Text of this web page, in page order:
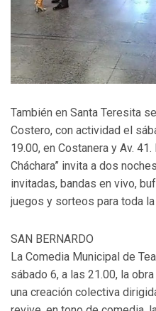
También en Santa Teresita
Costero, con actividad el
19.00, en Costanera y Av.
Cháchara” invita a dos
invitadas, bandas en vivo,
juegos y sorteos para toda
SAN BERNARDO
La Comedia Municipal de
sábado 6, a las 21.00, la
una creación colectiva